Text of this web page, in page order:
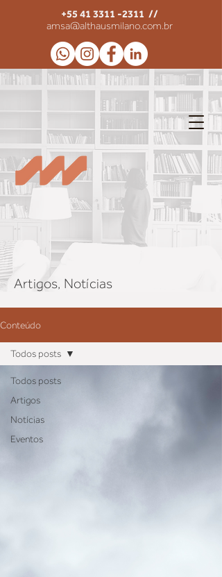
+55 41 3311 -2311 //
amsa@althausmilano.com.br
Artigos, Notícias
Conteúdo
Todos posts
Artigos
Notícias
Eventos
Todos posts